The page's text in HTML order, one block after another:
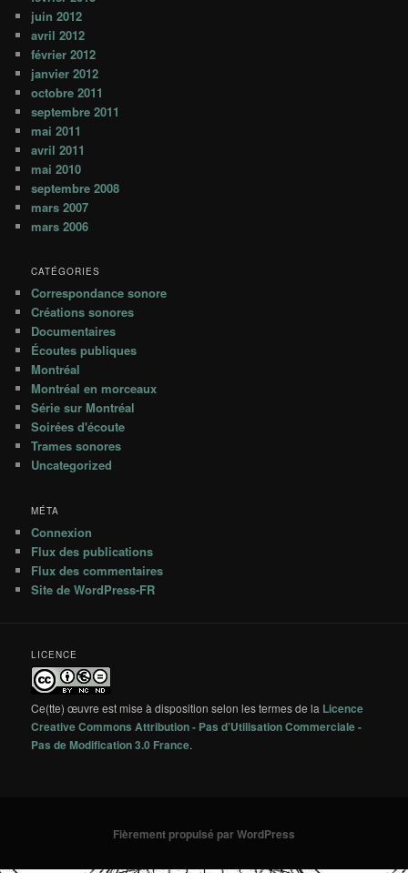
juin 2012
avril 2012
février 2012
janvier 2012
octobre 2011
septembre 2011
mai 2011
avril 2011
mai 2010
septembre 2008
mars 2007
mars 2006
CATÉGORIES
Correspondance sonore
Créations sonores
Documentaires
Écoutes publiques
Montréal
Montréal en morceaux
Série sur Montréal
Soirées d'écoute
Trames sonores
Uncategorized
MÉTA
Connexion
Flux des publications
Flux des commentaires
Site de WordPress-FR
LICENCE
Ce(tte) œuvre est mise à disposition selon les termes de la Licence
Creative Commons Attribution - Pas d’Utilisation Commerciale -
Pas de Modification 3.0 France.
Fièrement propulsé par WordPress